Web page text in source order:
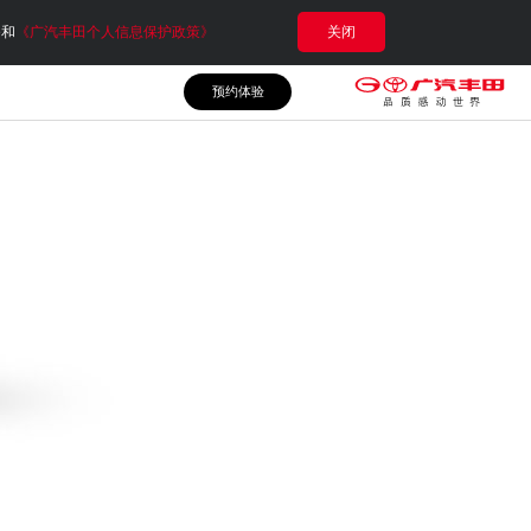
《广汽丰田个人信息保护政策》 关闭
预约体验